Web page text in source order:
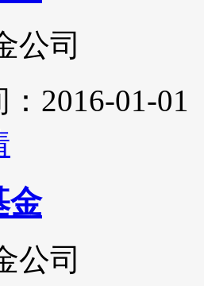
公司
2016-01-01
金
公司